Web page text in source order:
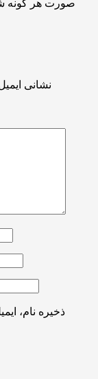
صورت هر گونه
نشانی
ذخیره نام،